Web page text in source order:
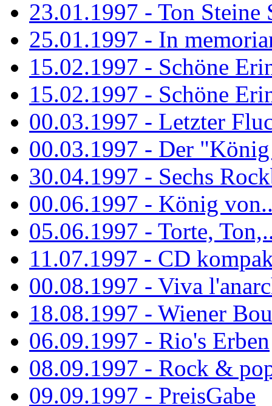
23.01.1997 - Ton Steine
25.01.1997 - In
15.02.1997 - Schöne
15.02.1997 - Schöne
00.03.1997 - Letzter
00.03.1997 - Der
30.04.1997 - Sechs
00.06.1997 - König
05.06.1997 - Torte,
11.07.1997 - CD
00.08.1997 - Viva
18.08.1997 - Wiener
06.09.1997 - Rio's Erben
08.09.1997 - Rock &
09.09.1997 - PreisGabe